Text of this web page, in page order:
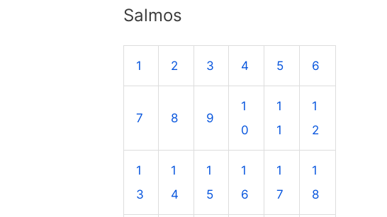
Salmos
1 2 3 4 5 6
7 8 9
1
0
1
1
1
2
1
3
1
4
1
5
1
6
1
7
1
8